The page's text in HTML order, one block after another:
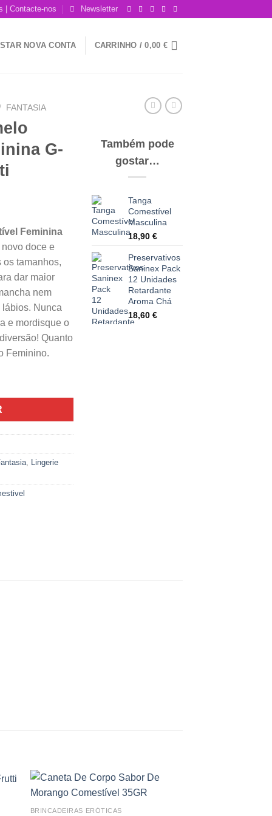
| Contacte-nos Newsletter
NOVA CONTA CARRINHO /0,00 €
FANTASIA
G-
Feminina
doce e
os tamanhos,
dar maior
nem
Nunca
e mordisque o
Quanto
Feminino.
Comestível Feminina G-String Tutti Frutti
Lingerie
Também pode
gostar…
Tanga
Comestível
Masculina
18,90 €
Preservativos
Saninex Pack
12 Unidades
Retardante
Aroma Chá
18,60 €
BRINCADEIRAS ERÓTICAS